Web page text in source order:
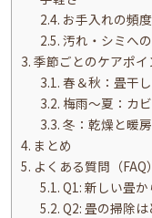
2.4. お手入れの頻
2.5. 汚れ・シミへ
3. 季節ごとのケアポ
3.1. 春＆秋：畳干
3.2. 梅雨〜夏：カ
3.3. 冬：乾燥と暖
4. まとめ
5. よくある質問（FAQ）
5.1. Q1: 新しい畳
5.2. Q2: 畳の掃除